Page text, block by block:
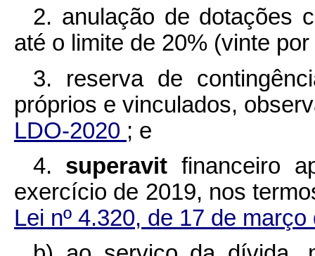
2. anulação de dotações
até o limite de 20% (vinte
3. reserva de
próprios e vinculados,
LDO-2020 ; e
4. superavit financeiro
exercício de 2019, nos
Lei nº 4.320, de 17 de